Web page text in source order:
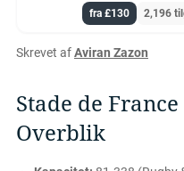
fra £130
2,196
Skrevet afAviran Zazon
Stade de
Overblik